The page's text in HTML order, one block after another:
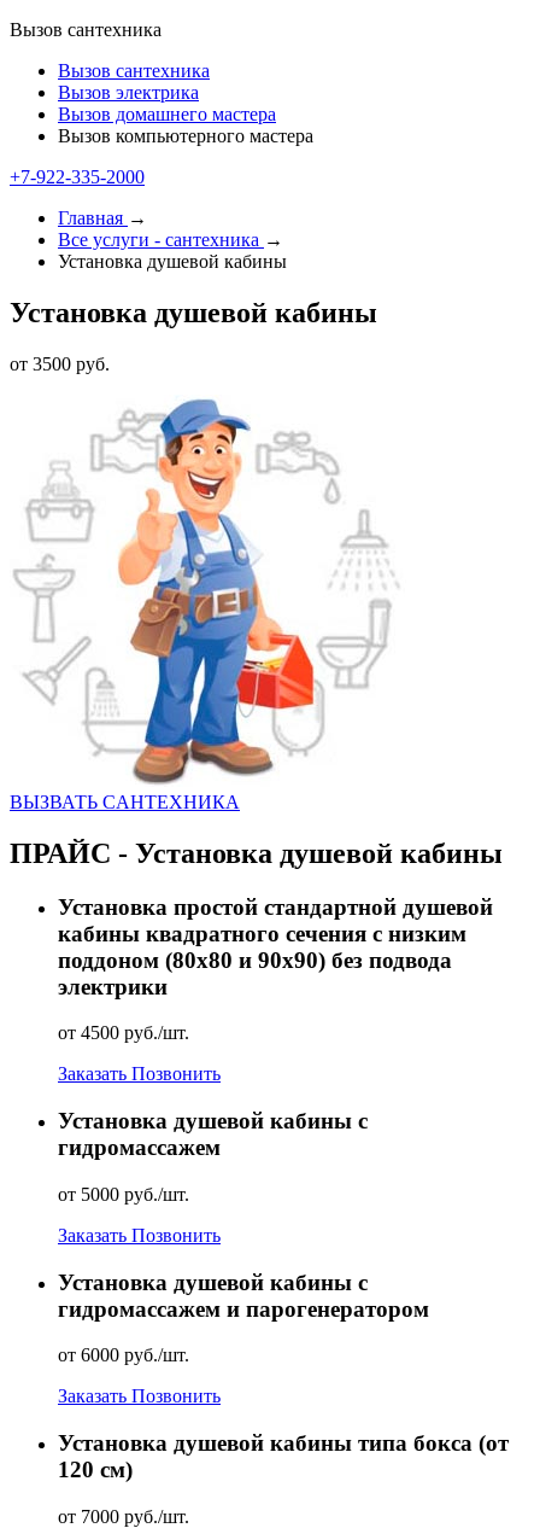
Вызов сантехника
Вызов сантехника
Вызов электрика
Вызов домашнего мастера
Вызов компьютерного мастера
+7-922-335-2000
Главная →
Все услуги - cантехника →
Установка душевой кабины
Установка душевой кабины
от 3500 руб.
ВЫЗВАТЬ CАНТЕХНИКА
ПРАЙС - Установка душевой кабины
Установка простой стандартной душевой
кабины квадратного сечения с низким
поддоном (80х80 и 90х90) без подвода
электрики
от 4500 руб./шт.
Заказать Позвонить
Установка душевой кабины с
гидромассажем
от 5000 руб./шт.
Заказать Позвонить
Установка душевой кабины с
гидромассажем и парогенератором
от 6000 руб./шт.
Заказать Позвонить
Установка душевой кабины типа бокса (от
120 см)
от 7000 руб./шт.